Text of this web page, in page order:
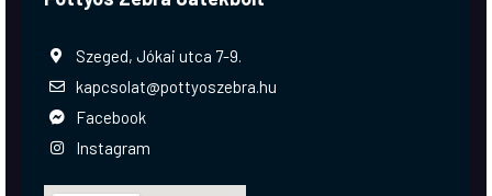
Szeged, Jókai utca 7-9.
kapcsolat@pottyoszebra.hu
Facebook
Instagram